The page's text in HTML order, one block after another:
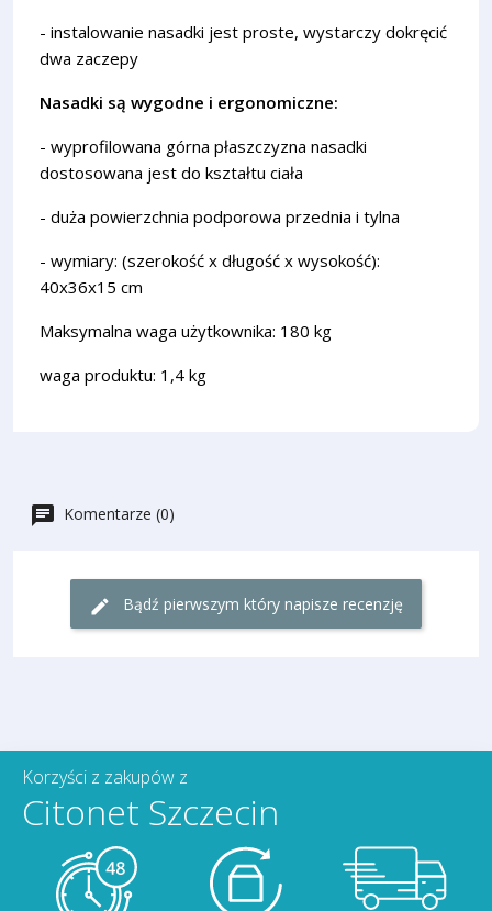
- instalowanie nasadki jest proste, wystarczy dokręcić
dwa zaczepy
Nasadki są wygodne i ergonomiczne:
- wyprofilowana górna płaszczyzna nasadki
dostosowana jest do kształtu ciała
- duża powierzchnia podporowa przednia i tylna
- wymiary: (szerokość x długość x wysokość):
40x36x15 cm
Maksymalna waga użytkownika: 180 kg
waga produktu: 1,4 kg
Komentarze (0)
Bądź pierwszym który napisze recenzję
Korzyści z zakupów z
Citonet Szczecin